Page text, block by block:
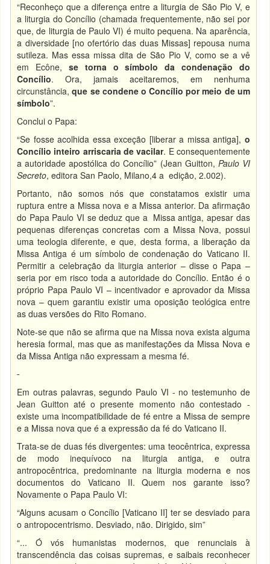
“Reconheço que a diferença entre a liturgia de São Pio V, e
a liturgia do Concílio (chamada frequentemente, não sei por
que, de liturgia de Paulo VI) é muito pequena. Na aparência,
a diversidade [no ofertório das duas Missas] repousa numa
sutileza. Mas essa missa dita de São Pio V, como se a vê
em Ecône, se torna o símbolo da condenação do
Concílio. Ora, jamais aceitaremos, em nenhuma
circunstância,que se condene o Concílio por meio de um
símbolo”.
Conclui o Papa:
“Se fosse acolhida essa exceção [liberar a missa antiga], o
Concílio inteiro arriscaria de vacilar. E consequentemente
a autoridade apostólica do Concílio” (Jean Guitton, Paulo VI
Secreto, editora San Paolo, Milano,4 a edição, 2.002).
Portanto, não somos nós que constatamos existir uma
ruptura entre a Missa nova e a Missa anterior. Da afirmação
do Papa Paulo VI se deduz que a Missa antiga, apesar das
pequenas diferenças concretas com a Missa Nova, possui
uma teologia diferente, e que, desta forma, a liberação da
Missa Antiga é um símbolo de condenação do Vaticano II.
Permitir a celebração da liturgia anterior – disse o Papa –
seria por em risco toda a autoridade do Concílio. Então é o
próprio Papa Paulo VI – incentivador e aprovador da Missa
nova – quem garantiu existir uma oposição teológica entre
as duas versões do Rito Romano.
Note-se que não se afirma que na Missa nova exista alguma
heresia formal, mas que as manifestações da Missa Nova e
da Missa Antiga não expressam a mesma fé.
Em outras palavras, segundo Paulo VI - no testemunho de
Jean Guitton até o presente momento não contestado -
existe uma incompatibilidade de fé entre a Missa de sempre
e a Missa nova que é a expressão da fé do Vaticano II.
Trata-se de duas fés divergentes: uma teocêntrica, expressa
de modo inequívoco na liturgia antiga, e outra
antropocêntrica, predominante na liturgia moderna e nos
documentos do Vaticano II. Quem nos garante isso?
Novamente o Papa Paulo VI:
“Alguns acusam o Concílio [Vaticano II] ter se desviado para
o antropocentrismo. Desviado, não. Dirigido, sim”
“... Ó vós humanistas modernos, que renunciais à
transcendência das coisas supremas, e saibais reconhecer